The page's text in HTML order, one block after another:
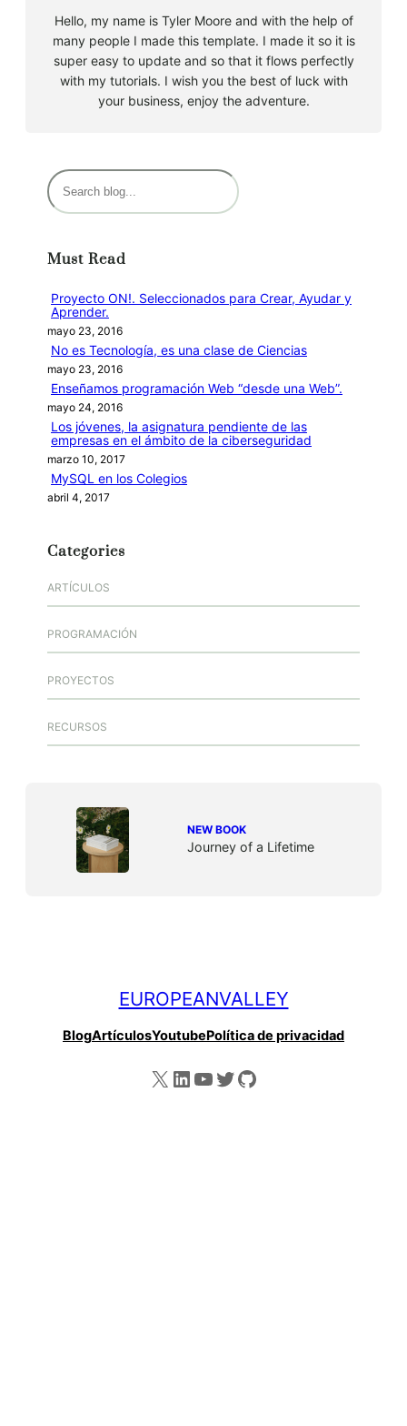
Hello, my name is Tyler Moore and with the help of
many people I made this template. I made it so it is
super easy to update and so that it flows perfectly
with my tutorials. I wish you the best of luck with
your business, enjoy the adventure.
B
u
a
Must Read
Proyecto ON!. Seleccionados para Crear, Ayudar y
Aprender.
mayo 23, 2016
No es Tecnología, es una clase de Ciencias
mayo 23, 2016
Enseñamos programación Web “desde una Web”.
mayo 24, 2016
Los jóvenes, la asignatura pendiente de las
empresas en el ámbito de la ciberseguridad
marzo 10, 2017
MySQL en los Colegios
abril 4, 2017
Categories
ARTÍCULOS
PROGRAMACIÓN
PROYECTOS
RECURSOS
NEW BOOK
Journey of a Lifetime
EUROPEANVALLEY
BlogArtículosYoutubePolítica de privacidad
X LinkedIn YouTube Twitter GitHub